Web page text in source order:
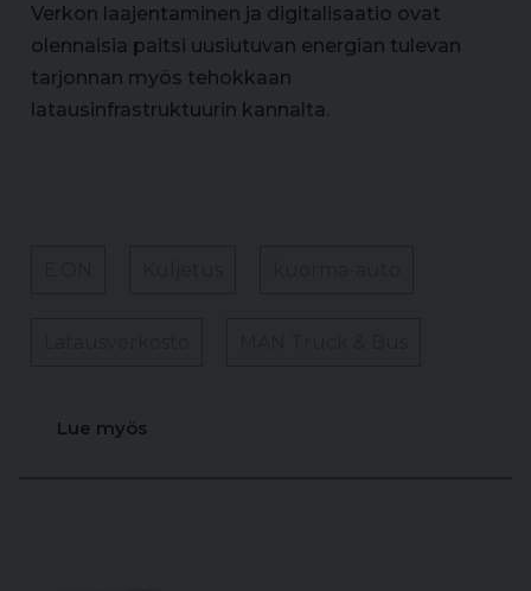
Verkon laajentaminen ja digitalisaatio ovat
olennaisia paitsi uusiutuvan energian tulevan
tarjonnan myös tehokkaan
latausinfrastruktuurin kannalta.
Lue myös